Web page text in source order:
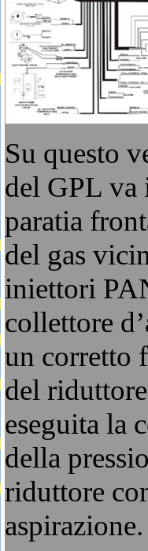
Su questo
del GPL va
paratia
del gas
iniettori
collettore
un corretto
del
eseguita la
della
riduttore
aspirazione.